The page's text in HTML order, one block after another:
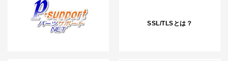
SSL/TLSとは？